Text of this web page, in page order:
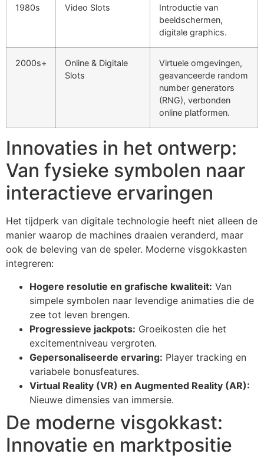
1980s Video Slots
Introductie van
beeldschermen,
digitale graphics.
2000s+
Online & Digitale
Slots
Virtuele omgevingen,
geavanceerde random
number generators
(RNG), verbonden
online platformen.
Innovaties in het ontwerp:
Van fysieke symbolen naar
interactieve ervaringen
Het tijdperk van digitale technologie heeft niet alleen de
manier waarop de machines draaien veranderd, maar
ook de beleving van de speler. Moderne visgokkasten
integreren:
Hogere resolutie en grafische kwaliteit: Van
simpele symbolen naar levendige animaties die de
zee tot leven brengen.
Progressieve jackpots: Groeikosten die het
excitementniveau vergroten.
Gepersonaliseerde ervaring: Player tracking en
variabele bonusfeatures.
Virtual Reality (VR) en Augmented Reality (AR):
Nieuwe dimensies van immersie.
De moderne visgokkast:
Innovatie en marktpositie